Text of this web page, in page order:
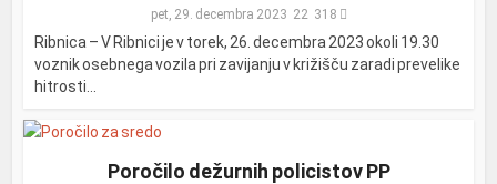
pet, 29. decembra 2023 318
Ribnica – V Ribnici je v torek, 26. decembra 2023 okoli 19.30
voznik osebnega vozila pri zavijanju v križišču zaradi prevelike
hitrosti...
Poročilo dežurnih policistov PP